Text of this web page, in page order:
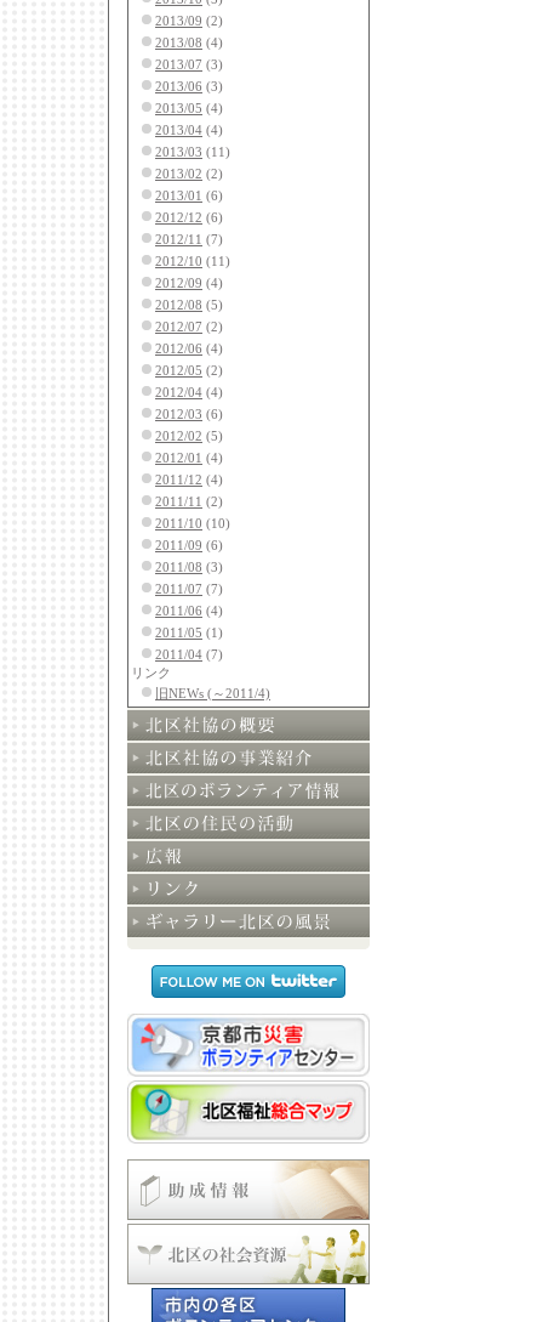
2013/09 (2)
2013/08 (4)
2013/07 (3)
2013/06 (3)
2013/05 (4)
2013/04 (4)
2013/03 (11)
2013/02 (2)
2013/01 (6)
2012/12 (6)
2012/11 (7)
2012/10 (11)
2012/09 (4)
2012/08 (5)
2012/07 (2)
2012/06 (4)
2012/05 (2)
2012/04 (4)
2012/03 (6)
2012/02 (5)
2012/01 (4)
2011/12 (4)
2011/11 (2)
2011/10 (10)
2011/09 (6)
2011/08 (3)
2011/07 (7)
2011/06 (4)
2011/05 (1)
2011/04 (7)
リンク
旧NEWs (～2011/4)